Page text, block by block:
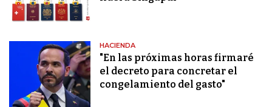
HACIENDA
"En las próximas horas firmaré
el decreto para concretar el
congelamiento del gasto"